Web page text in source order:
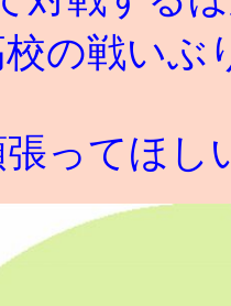
の戦いぶ
ってほし